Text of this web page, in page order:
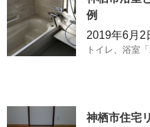
例
2019年6月2
トイレ、浴室
神栖市住宅